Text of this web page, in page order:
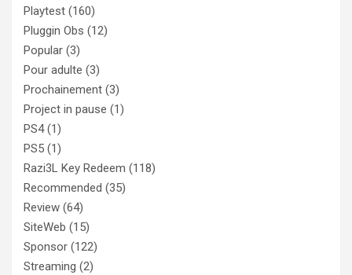
Playtest (160)
Pluggin Obs (12)
Popular (3)
Pour adulte (3)
Prochainement (3)
Project in pause (1)
PS4(1)
PS5 (1)
Razi3L Key Redeem (118)
Recommended (35)
Review (64)
SiteWeb (15)
Sponsor (122)
Streaming (2)